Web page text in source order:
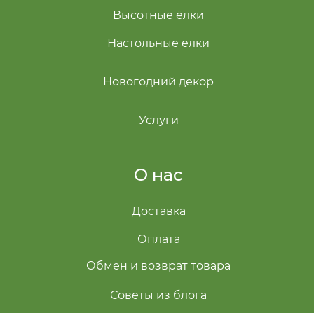
О нас
Доставка
Оплата
Обмен и возврат товара
Советы из блога
Высотные ёлки
Настольные ёлки
Услуги
Новогодний декор